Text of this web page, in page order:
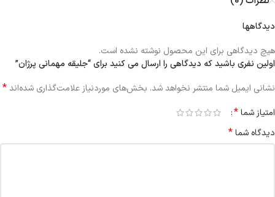
دیدگاهها
هیچ دیدگاهی برای این محصول نوشته نشده است.
اولین نفری باشید که دیدگاهی را ارسال می کنید برای “جلیقه مهمانی پرژان”
نشانی ایمیل شما منتشر نخواهد شد. بخش‌های موردنیاز علامت‌گذاری شده‌اند*
امتیاز شما*
دیدگاه شما*